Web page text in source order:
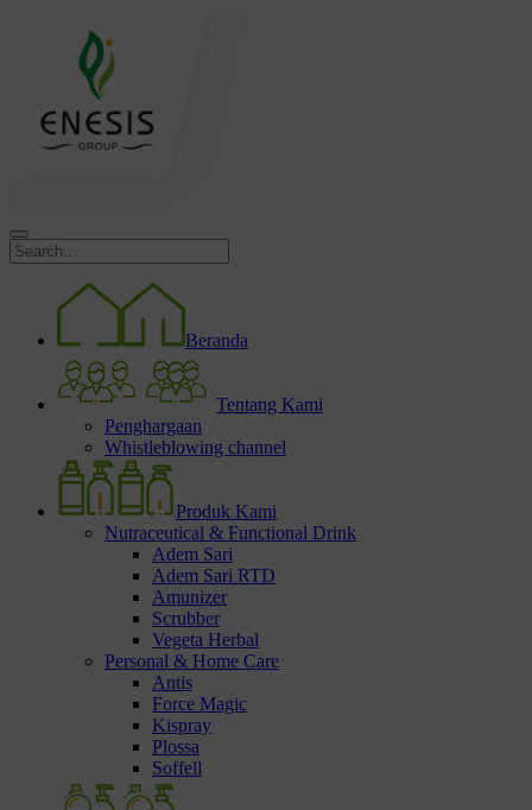
Beranda
Tentang Kami
Penghargaan
Whistleblowing channel
Produk Kami
Nutraceutical & Functional Drink
Adem Sari
Adem Sari RTD
Amunizer
Scrubber
Vegeta Herbal
Personal & Home Care
Antis
Force Magic
Kispray
Plossa
Soffell